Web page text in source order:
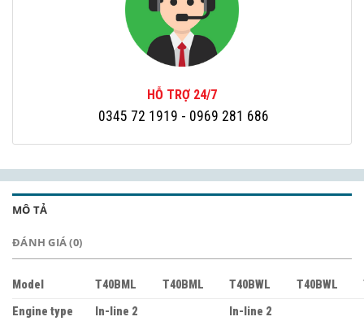
HỖ TRỢ 24/7
0345 72 1919 - 0969 281 686
MÔ TẢ
ĐÁNH GIÁ (0)
Model T40BML T40BML T40BWL T40BWL
Engine type
In-line 2 In-line 2